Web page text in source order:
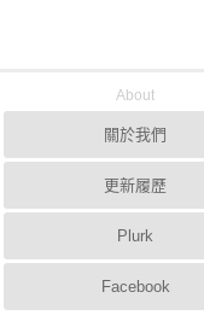
About
關於我們
更新履歷
Plurk
Facebook